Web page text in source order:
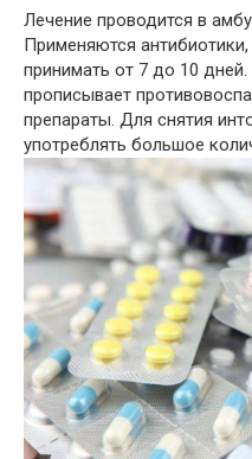
Лечение проводится в
Применяются
принимать от 7 до 10 дней.
прописывает
препараты. Для снятия
употреблять большое